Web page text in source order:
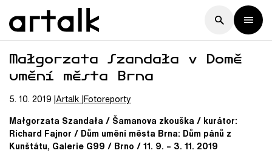
Małgorzata Szandała v Domě
umění města Brna
5. 10. 2019 Artalk Fotoreporty
Małgorzata Szandała / Šamanova zkouška / kurátor:
Richard Fajnor / Dům umění města Brna: Dům pánů z
Kunštátu, Galerie G99 / Brno / 11. 9. – 3. 11. 2019